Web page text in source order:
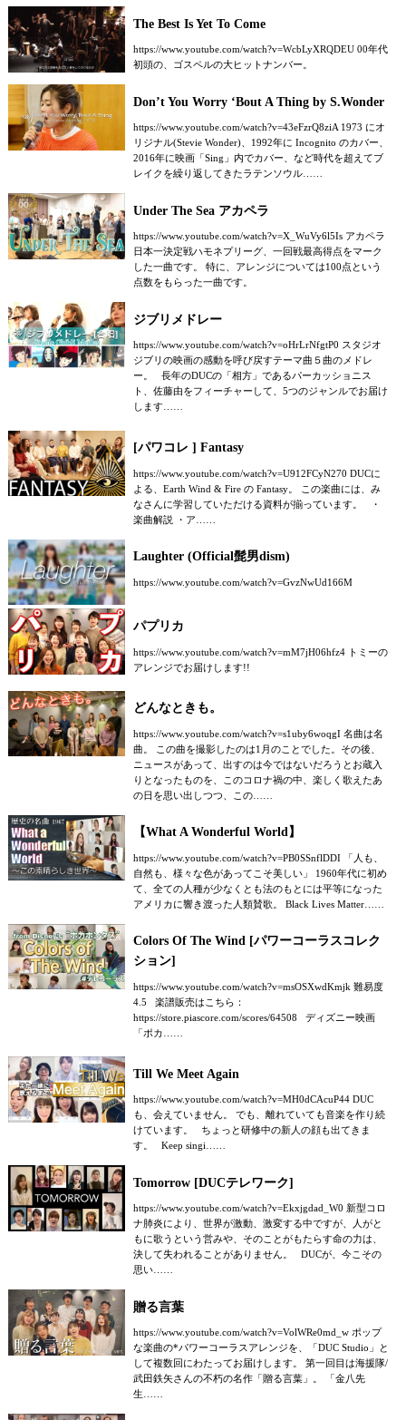
The Best Is Yet To Come
https://www.youtube.com/watch?v=WcbLyXRQDEU 00年代
初頭の、ゴスペルの大ヒットナンバー。
Don’t You Worry ‘Bout A Thing by S.Wonder
https://www.youtube.com/watch?v=43eFzrQ8ziA 1973 にオ
リジナル(Stevie Wonder)、1992年に Incognito のカバー、
2016年に映画「Sing」内でカバー、など時代を超えてブ
レイクを繰り返してきたラテンソウル……
Under The Sea アカペラ
https://www.youtube.com/watch?v=X_WuVy6l5Is アカペラ
日本一決定戦ハモネプリーグ、一回戦最高得点をマーク
した一曲です。 特に、アレンジについては100点という
点数をもらった一曲です。
ジブリメドレー
https://www.youtube.com/watch?v=oHrLrNfgtP0 スタジオ
ジブリの映画の感動を呼び戻すテーマ曲５曲のメドレ
ー。 長年のDUCの「相方」であるパーカッショニス
ト、佐藤由をフィーチャーして、5つのジャンルでお届け
します……
[パワコレ ] Fantasy
https://www.youtube.com/watch?v=U912FCyN270 DUCに
よる、Earth Wind & Fire の Fantasy。 この楽曲には、み
なさんに学習していただける資料が揃っています。 ・
楽曲解説 ・ア……
Laughter (Official髭男dism)
https://www.youtube.com/watch?v=GvzNwUd166M
パプリカ
https://www.youtube.com/watch?v=mM7jH06hfz4 トミーの
アレンジでお届けします!!
どんなときも。
https://www.youtube.com/watch?v=s1uby6woqgI 名曲は名
曲。 この曲を撮影したのは1月のことでした。その後、
ニュースがあって、出すのは今ではないだろうとお蔵入
りとなったものを、このコロナ禍の中、楽しく歌えたあ
の日を思い出しつつ、この……
【What A Wonderful World】
https://www.youtube.com/watch?v=PB0SSnflDDI 「人も、
自然も、様々な色があってこそ美しい」 1960年代に初め
て、全ての人種が少なくとも法のもとには平等になった
アメリカに響き渡った人類賛歌。 Black Lives Matter……
Colors Of The Wind [パワーコーラスコレク
ション]
https://www.youtube.com/watch?v=msOSXwdKmjk 難易度
4.5 楽譜販売はこちら：
https://store.piascore.com/scores/64508 ディズニー映画
「ポカ……
Till We Meet Again
https://www.youtube.com/watch?v=MH0dCAcuP44 DUC
も、会えていません。 でも、離れていても音楽を作り続
けています。 ちょっと研修中の新人の顔も出てきま
す。 Keep singi……
Tomorrow [DUCテレワーク]
https://www.youtube.com/watch?v=Ekxjgdad_W0 新型コロ
ナ肺炎により、世界が激動、激変する中ですが、人がと
もに歌うという営みや、そのことがもたらす命の力は、
決して失われることがありません。 DUCが、今こその
思い……
贈る言葉
https://www.youtube.com/watch?v=VolWRe0md_w ポップ
な楽曲の*パワーコーラスアレンジを、「DUC Studio」と
して複数回にわたってお届けします。 第一回目は海援隊/
武田鉄矢さんの不朽の名作「贈る言葉」。 「金八先
生……